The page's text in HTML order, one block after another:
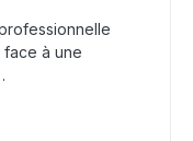
face à une